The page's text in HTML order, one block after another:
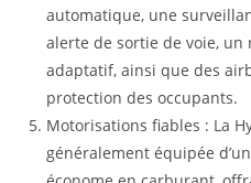
automatique, une
alerte de sortie de voie, un
adaptatif, ainsi que des
protection des occupants.
Motorisations fiables : La
généralement équipée